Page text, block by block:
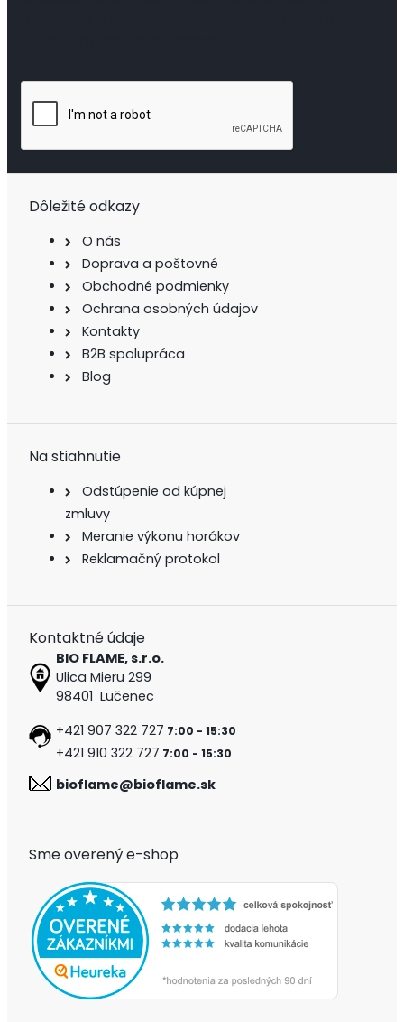
Dôležité odkazy
O nás
Doprava a poštovné
Obchodné podmienky
Ochrana osobných údajov
Kontakty
B2B spolupráca
Blog
Na stiahnutie
Odstúpenie od kúpnej
zmluvy
Meranie výkonu horákov
Reklamačný protokol
Kontaktné údaje
BIO FLAME, s.r.o.
Ulica Mieru 299
98401 Lučenec
+421 907 322 727 7:00 - 15:30
+421 910 322 727 7:00 - 15:30
bioflame@bioflame.sk
Sme overený e-shop